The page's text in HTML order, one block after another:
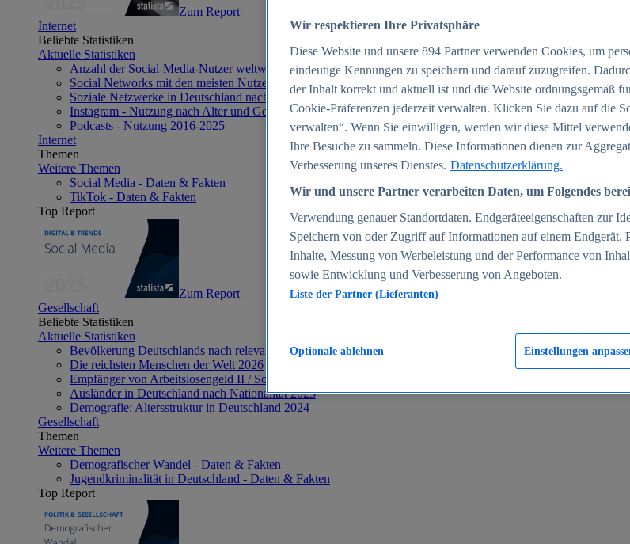
Zum Report
Internet
Beliebte Statistiken
Aktuelle Statistiken
Anzahl der Social-Media-Nutzer weltweit 2012-2025
Social Networks mit den meisten Nutzern weltweit 2025
Soziale Netzwerke in Deutschland nach Generationen 2025
Instagram - Nutzung nach Alter und Geschlecht in Deutschland 2025
Podcasts - Nutzung 2016-2025
Internet
Themen
Weitere Themen
Social Media - Daten & Fakten
TikTok - Daten & Fakten
Top Report
Zum Report
Gesellschaft
Beliebte Statistiken
Aktuelle Statistiken
Bevölkerung Deutschlands nach relevanten Altersgruppen 2024
Die reichsten Menschen der Welt 2026
Empfänger von Arbeitslosengeld II / Sozialgeld / Bürgergeld in Deutschland 2005-2025
Ausländer in Deutschland nach Nationalität 2025
Demografie: Altersstruktur in Deutschland 2024
Gesellschaft
Themen
Weitere Themen
Demografischer Wandel - Daten & Fakten
Jugendkriminalität in Deutschland - Daten & Fakten
Top Report
Wir respektieren Ihre Privatsphäre
Diese Website und unsere 894 Partner verwenden Cookies, um
eindeutige Kennungen zu speichern und darauf zuzugreifen.
der Inhalt korrekt und aktuell ist und die Website ordnungsgemäß
Cookie-Präferenzen jederzeit verwalten. Klicken Sie dazu auf die
verwalten“. Wenn Sie einwilligen, werden wir diese Mittel
Ihre Besuche zu sammeln. Diese Informationen dienen zur
Verbesserung unseres Dienstes. Datenschutzerklärung.
Wir und unsere Partner verarbeiten Daten, um Folgendes
Verwendung genauer Standortdaten. Endgeräteeigenschaften zur
Speichern von oder Zugriff auf Informationen auf einem Endgerät.
Inhalte, Messung von Werbeleistung und der Performance von
sowie Entwicklung und Verbesserung von Angeboten.
Liste der Partner (Lieferanten)
Einstellungen
Optionale ablehnen